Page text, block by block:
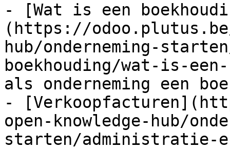
- [Wat is een
(https://
hub/onderneming-
boekhouding/wat-is-
als onderneming een
-
open-knowledge-hub/
starten/administratie-